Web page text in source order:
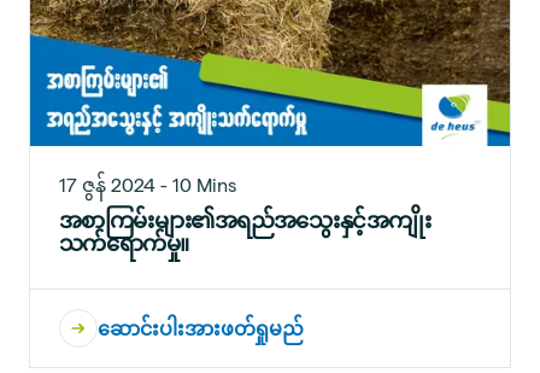
17 ဇွန် 2024 - 10 Mins
အစာကြမ်းများ၏အရည်အသွေးနှင့်အကျိုး
သက်ရောက်မှု။
ဆောင်းပါးအားဖတ်ရှုမည်